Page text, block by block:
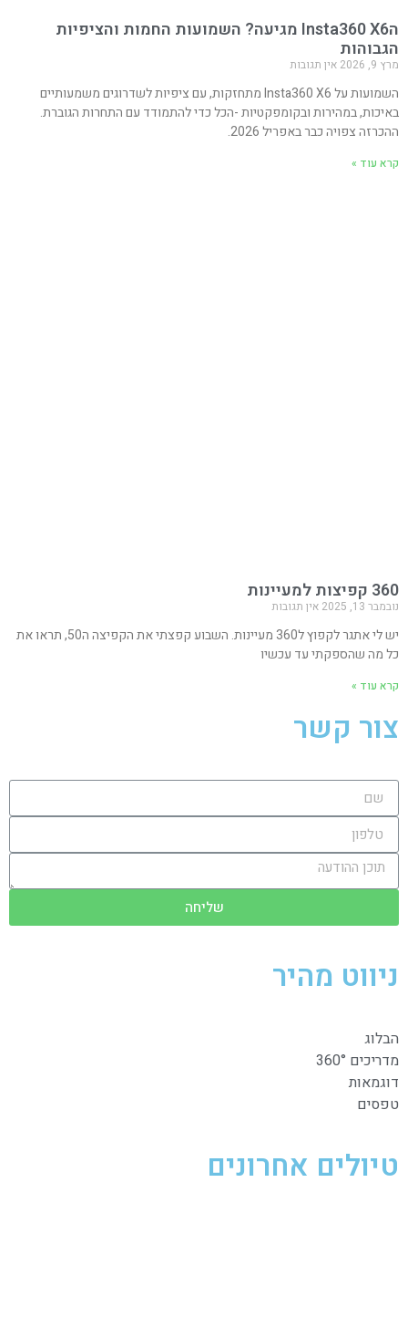
הInsta360 X6 מגיעה? השמועות החמות והציפיות
הגבוהות
מרץ 9, 2026 אין תגובות
השמועות על Insta360 X6 מתחזקות, עם ציפיות לשדרוגים משמעותיים
באיכות, במהירות ובקומפקטיות -הכל כדי להתמודד עם התחרות הגוברת.
ההכרזה צפויה כבר באפריל 2026.
קרא עוד »
360 קפיצות למעיינות
נובמבר 13, 2025 אין תגובות
יש לי אתגר לקפוץ ל360 מעיינות. השבוע קפצתי את הקפיצה ה50, תראו את
כל מה שהספקתי עד עכשיו
קרא עוד »
צור קשר
שליחה
ניווט מהיר
הבלוג
מדריכים 360°
דוגמאות
טפסים
טיולים אחרונים